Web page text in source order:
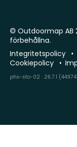
© Outdoormap AB
förbehållna.
Integritetspolicy
Cookiepolicy
phx-sto-02 · 26.7.1